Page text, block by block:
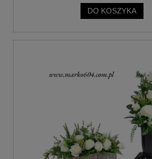
DO KOSZYKA